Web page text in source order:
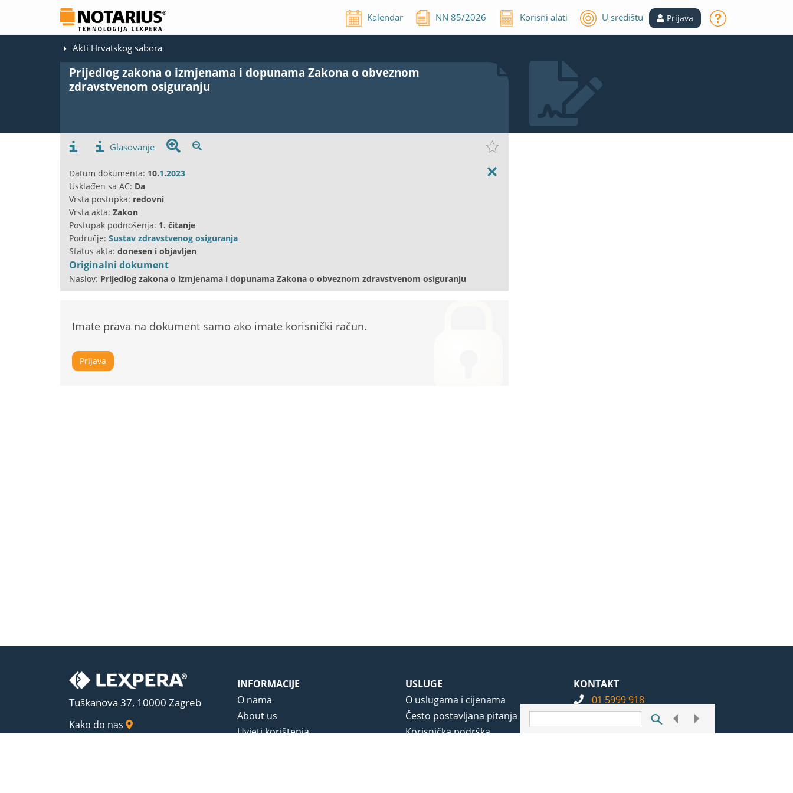
Kalendar NN85/2026 Korisni alati U središtu Prijava
Akti Hrvatskog sabora
Prijedlog zakona o izmjenama i dopunama Zakona o obveznom
zdravstvenom osiguranju
Glasovanje
Datum dokumenta: 10.1.2023
Usklađen sa AC: Da
Vrsta postupka: redovni
Vrsta akta: Zakon
Postupak podnošenja: 1. čitanje
Područje: Sustav zdravstvenog osiguranja
Status akta: donesen i objavljen
Originalni dokument
Naslov: Prijedlog zakona o izmjenama i dopunama Zakona o obveznom zdravstvenom osiguranju
Imate prava na dokument samo ako imate korisnički račun.
Prijava
Tuškanova 37, 10000 Zagreb
Kako do nas
INFORMACIJE
O nama
About us
Uvjeti korištenja
USLUGE
O uslugama i cijenama
Često postavljana pitanja
Korisnička podrška
KONTAKT
01 5999 918
info@notarius.hr